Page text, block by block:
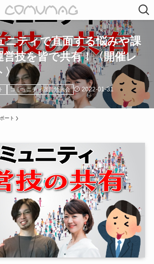
ニティで直面する悩みや課
営技を皆で共有！〈開催レ
〉
コミュニティ運営勉強会 2022-01-31
ート